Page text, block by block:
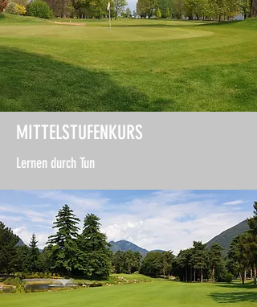
MITTELSTUFENKURS
Lernen durch Tun